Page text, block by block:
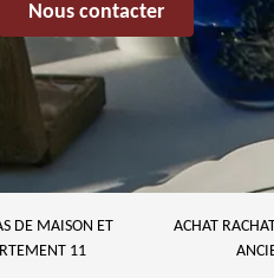
Nous contacter
DE MAISON ET
11
ACHAT